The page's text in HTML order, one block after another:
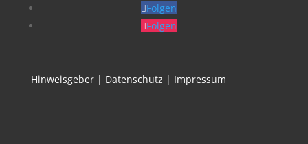
Folgen
Folgen
Hinweisgeber| Datenschutz | Impressum